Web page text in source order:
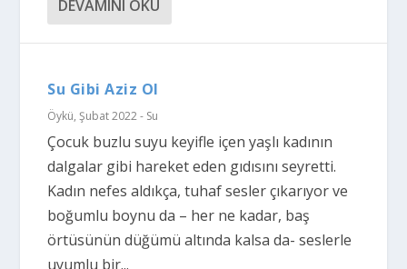
DEVAMINI OKU
Su Gibi Aziz Ol
Öykü,Şubat 2022 - Su
Çocuk buzlu suyu keyifle içen yaşlı kadının
dalgalar gibi hareket eden gıdısını seyretti.
Kadın nefes aldıkça, tuhaf sesler çıkarıyor ve
boğumlu boynu da – her ne kadar, baş
örtüsünün düğümü altında kalsa da- seslerle
uyumlu bir...